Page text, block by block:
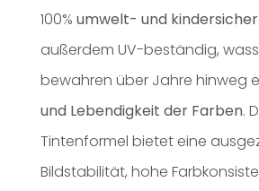
100% umwelt- und kindersicher
außerdem UV-beständig,
bewahren über Jahre hinweg
und Lebendigkeit der Farben.
Tintenformel bietet eine
Bildstabilität, hohe